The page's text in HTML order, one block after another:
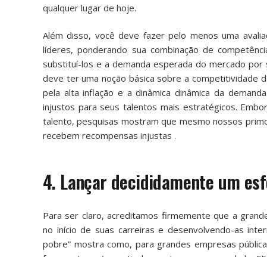
qualquer lugar de hoje.
Além disso, você deve fazer pelo menos uma
líderes, ponderando sua combinação de
substituí-los e a demanda esperada do mercado
deve ter uma noção básica sobre a competitividade
pela alta inflação e a dinâmica dinâmica da
injustos para seus talentos mais estratégicos.
talento, pesquisas mostram que mesmo nossos
recebem recompensas injustas .
4. Lançar decididamente um
Para ser claro, acreditamos firmemente que a
no início de suas carreiras e desenvolvendo-as
pobre” mostra como, para grandes empresas